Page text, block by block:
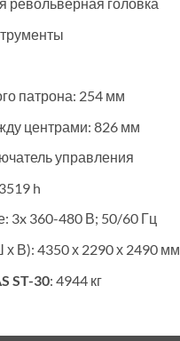
патрона: 254 мм
центрами: 826 мм
управления
h
3x 360-480 В; 50/60 Гц
х В): 4350 х 2290 х 2490 мм
ST-30: 4944 кг